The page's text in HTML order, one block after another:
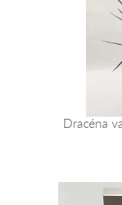
Dracéna